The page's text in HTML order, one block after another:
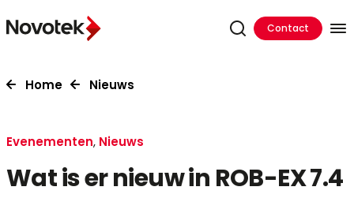
Contact
Home Nieuws
Evenementen, Nieuws
Wat is er nieuw in ROB-EX 7.4